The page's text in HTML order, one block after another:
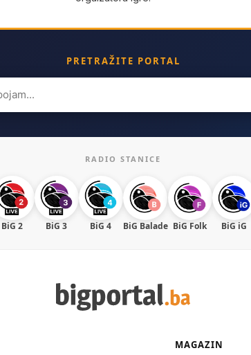
PRETRAŽITE PORTAL
RADIO STANICE
BiG 2 BiG 3 BiG 4 BiG Balade BiG Folk BiG iG
MAGAZIN